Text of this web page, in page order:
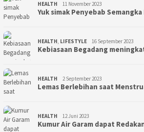
HEALTH 11 November 2023
Yuk simak Penyebab
HEALTH, LIFESTYLE 16 September 2023
Kebiasaan Begadang
HEALTH 2 September 2023
Lemas Berlebihan saat
HEALTH 12 Juni 2023
Kumur Air Garam dapat